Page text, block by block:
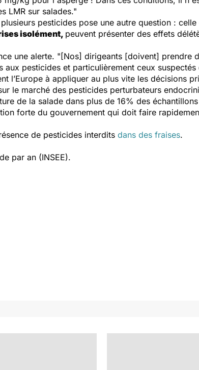
LMR sur salades."
pesticides pose une autre question : celle
isolément, peuvent présenter des effets
une alerte. "[Nos] dirigeants [doivent] prendre
pesticides et particulièrement ceux suspectés
l’Europe à appliquer au plus vite les décisions
le marché des pesticides perturbateurs
de la salade dans plus de 16% des
forte du gouvernement qui doit faire
de pesticides interdits dans des fraises.
par an (INSEE).